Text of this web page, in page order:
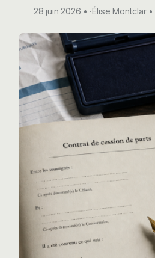
28 juin 2026 ·Élise Montclar